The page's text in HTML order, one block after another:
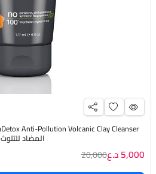
المضاد للتلوث
5,000 د.ع 20,000